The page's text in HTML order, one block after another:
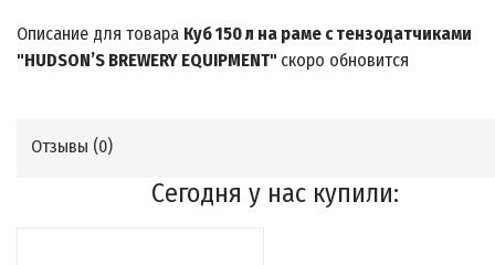
Описание для товара Куб 150 л на раме с тензодатчиками
"HUDSON’S BREWERY EQUIPMENT" скоро обновится
Отзывы (0)
Сегодня у нас купили: